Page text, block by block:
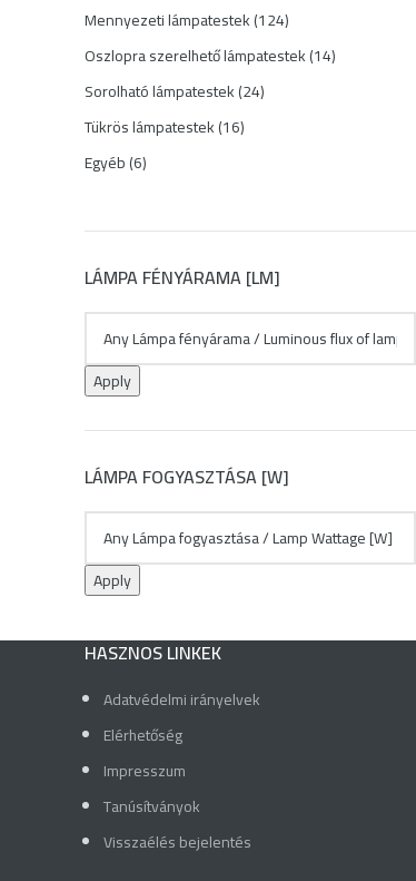
Mennyezeti lámpatestek 124124
termék
Oszlopra szerelhető lámpatestek 1414
Sorolható lámpatestek 2424
Tükrös lámpatestek 1616
Egyéb 66
LÁMPA FÉNYÁRAMA [LM]
Apply
LÁMPA FOGYASZTÁSA [W]
Apply
HASZNOS LINKEK
Adatvédelmi irányelvek
Elérhetőség
Impresszum
Tanúsítványok
Visszaélés bejelentés